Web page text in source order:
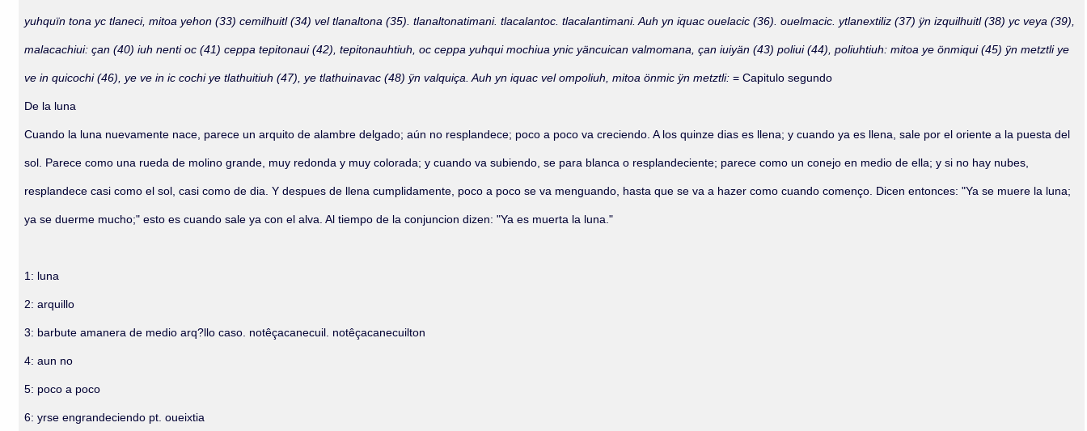
yuhquïn tona yc tlaneci, mitoa yehon (33) cemilhuitl (34) vel tlanaltona (35). tlanaltonatimani. tlacalantoc. tlacalantimani. Auh yn iquac ouelacic (36). ouelmacic. ytlanextiliz (37) ÿn izquilhuitl (38) yc veya (39),
malacachiui: çan (40) iuh nenti oc (41) ceppa tepitonaui (42), tepitonauhtiuh, oc ceppa yuhqui mochiua ynic yäncuican valmomana, çan iuiyän (43) poliui (44), poliuhtiuh: mitoa ye önmiqui (45) ÿn metztli ye
ve in quicochi (46), ye ve in ic cochi ye tlathuitiuh (47), ye tlathuinavac (48) ÿn valquiça. Auh yn iquac vel ompoliuh, mitoa önmic ÿn metztli:= Capitulo segundo
De la luna
Cuando la luna nuevamente nace, parece un arquito de alambre delgado; aún no resplandece; poco a poco va creciendo. A los quinze dias es llena; y cuando ya es llena, sale por el oriente a la puesta del
sol. Parece como una rueda de molino grande, muy redonda y muy colorada; y cuando va subiendo, se para blanca o resplandeciente; parece como un conejo en medio de ella; y si no hay nubes,
resplandece casi como el sol, casi como de dia. Y despues de llena cumplidamente, poco a poco se va menguando, hasta que se va a hazer como cuando començo. Dicen entonces: "Ya se muere la luna;
ya se duerme mucho;" esto es cuando sale ya con el alva. Al tiempo de la conjuncion dizen: "Ya es muerta la luna."
1: luna
2: arquillo
3: barbute amanera de medio arq?llo caso. notêçacanecuil. notêçacanecuilton
4: aun no
5: poco a poco
6: yrse engrandeciendo pt. oueixtia